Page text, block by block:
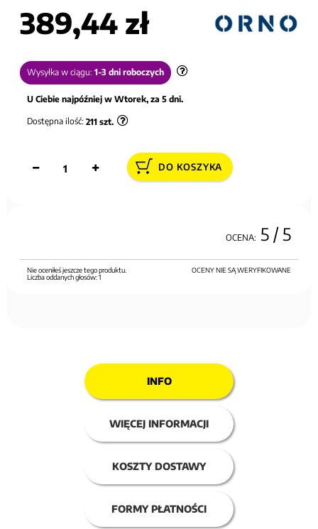
389,44 zł
Wysyłka w ciągu: 1-3 dni roboczych
U Ciebie najpóźniej w Wtorek, za 5 dni.
Dostępna ilość: 211 szt.
DO KOSZYKA
OCENA: 5 / 5
OCENY NIE SĄ WERYFIKOWANE
Nie oceniłeś jeszcze tego produktu.
Liczba oddanych głosów:1
INFO
WIĘCEJ INFORMACJI
KOSZTY DOSTAWY
FORMY PŁATNOŚCI